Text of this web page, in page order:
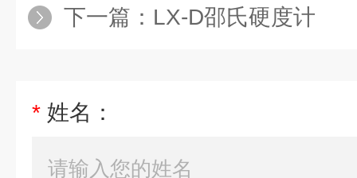
下一篇： LX-D邵氏硬度计
* 姓名：